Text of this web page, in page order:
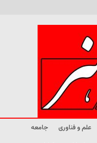
علم و فناوری
جامعه